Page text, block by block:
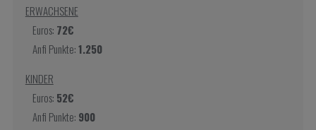
ERWACHSENE
Euros: 72€
Anfi Punkte:1.250
KINDER
Euros: 52€
Anfi Punkte: 900